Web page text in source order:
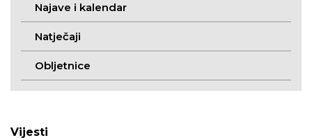
Najave i kalendar
Natječaji
Obljetnice
Vijesti